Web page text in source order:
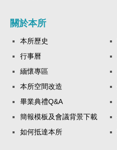
關於本所
本所歷史
行事曆
緬懷專區
本所空間改造
畢業典禮Q&A
簡報模板及會議背景下載
如何抵達本所